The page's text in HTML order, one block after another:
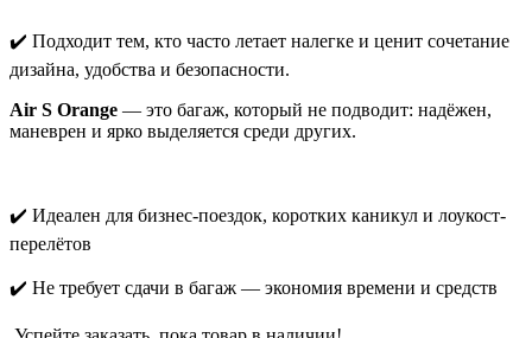
✔️ Подходит тем, кто часто летает налегке и ценит сочетание
дизайна, удобства и безопасности.
Air S Orange — это багаж, который не подводит: надёжен,
маневрен и ярко выделяется среди других.
✔️ Идеален для бизнес-поездок, коротких каникул и лоукост-
перелётов
✔️ Не требует сдачи в багаж — экономия времени и средств